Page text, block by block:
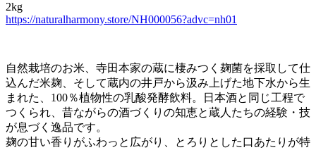
2kg
https://naturalharmony.store/NH000056?advc=nh01
自然栽培のお米、寺田本家の蔵に棲みつく麹菌を採取して仕
込んだ米麹、そして蔵内の井戸から汲み上げた地下水から生
まれた、100％植物性の乳酸発酵飲料。日本酒と同じ工程で
つくられ、昔ながらの酒づくりの知恵と蔵人たちの経験・技
が息づく逸品です。
麹の甘い香りがふわっと広がり、とろりとした口あたりが特